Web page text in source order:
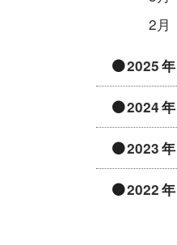
2月
2025
2024
2023
2022